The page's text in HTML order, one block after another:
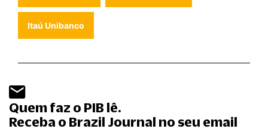
Itaú Unibanco
Quem faz o PIB lê.
Receba o Brazil Journal no seu email